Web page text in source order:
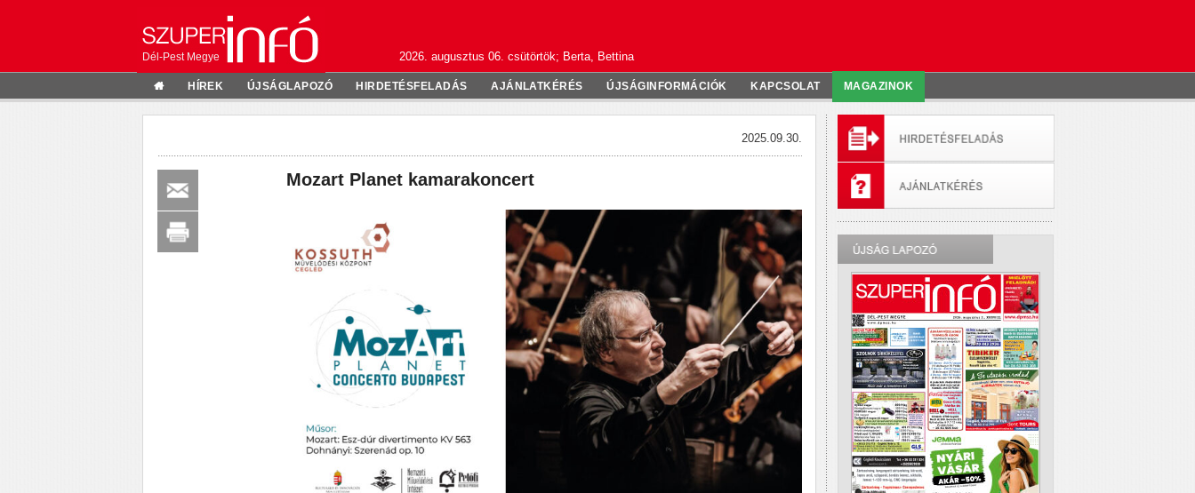
Dél-Pest Megye 2026. augusztus 06. csütörtök; Berta, Bettina
HÍREK ÚJSÁGLAPOZÓ HIRDETÉSFELADÁS AJÁNLATKÉRÉS ÚJSÁGINFORMÁCIÓK KAPCSOLAT MAGAZINOK
2025.09.30.
Mozart Planet kamarakoncert